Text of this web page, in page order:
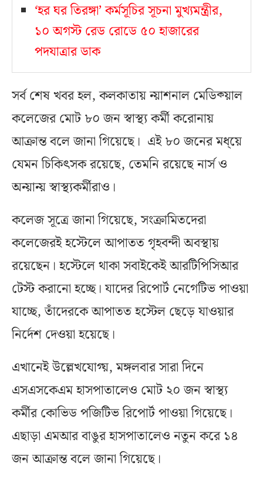
‘হর ঘর তিরঙ্গা’ কর্মসূচির সূচনা মুখ্যমন্ত্রীর,
১০ অগস্ট রেড রোডে ৫০ হাজারের
পদযাত্রার ডাক
সর্ব শেষ খবর হল, কলকাতায় ন্য়াশনাল মেডিক্য়াল
কলেজের মোট ৮০ জন স্বাস্থ্য কর্মী করোনায়
আক্রান্ত বলে জানা গিয়েছে। এই ৮০ জনের মধ্য়ে
যেমন চিকিৎসক রয়েছে, তেমনি রয়েছে নার্স ও
অন্য়ান্য় স্বাস্থ্যকর্মীরাও।
কলেজ সূত্রে জানা গিয়েছে, সংক্রামিতদেরা
কলেজেরই হস্টেলে আপাতত গৃহবন্দী অবস্থায়
রয়েছেন। হস্টেলে থাকা সবাইকেই আরটিপিসিআর
টেস্ট করানো হচ্ছে। যাদের রিপোর্ট নেগেটিভ পাওয়া
যাচ্ছে, তাঁদেরকে আপাতত হস্টেল ছেড়ে যাওয়ার
নির্দেশ দেওয়া হয়েছে।
এখানেই উল্লেখযোগ্য়, মঙ্গলবার সারা দিনে
এসএসকেএম হাসপাতালেও মোট ২০ জন স্বাস্থ্য
কর্মীর কোভিড পজিটিভ রিপোর্ট পাওয়া গিয়েছে।
এছাড়া এমআর বাঙুর হাসপাতালেও নতুন করে ১৪
জন আক্রান্ত বলে জানা গিয়েছে।